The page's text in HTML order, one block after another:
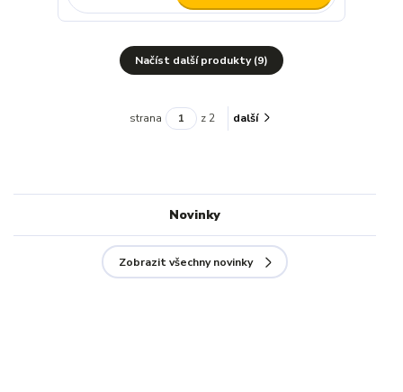
Načíst další produkty (9)
strana z 2 další
Novinky
Zobrazit všechny novinky